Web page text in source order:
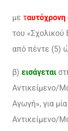
με τ
του «Σχολικού
από πέντε (5)
β) εισάγεται
Αντικείμενο/
Αγωγή», για
Αντικείμενο/